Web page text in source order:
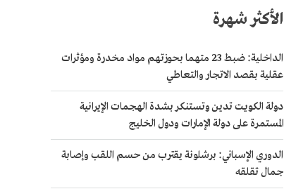
الأكثر شهرة
الداخلية: ضبط 23 متهما بحوزتهم مواد مخدرة ومؤثرات
عقلية بقصد الاتجار والتعاطي
دولة الكويت تدين وتستنكر بشدة الهجمات الإيرانية
المستمرة على دولة الإمارات ودول الخليج
الدوري الإسباني: برشلونة يقترب من حسم اللقب وإصابة
جمال تقلقه